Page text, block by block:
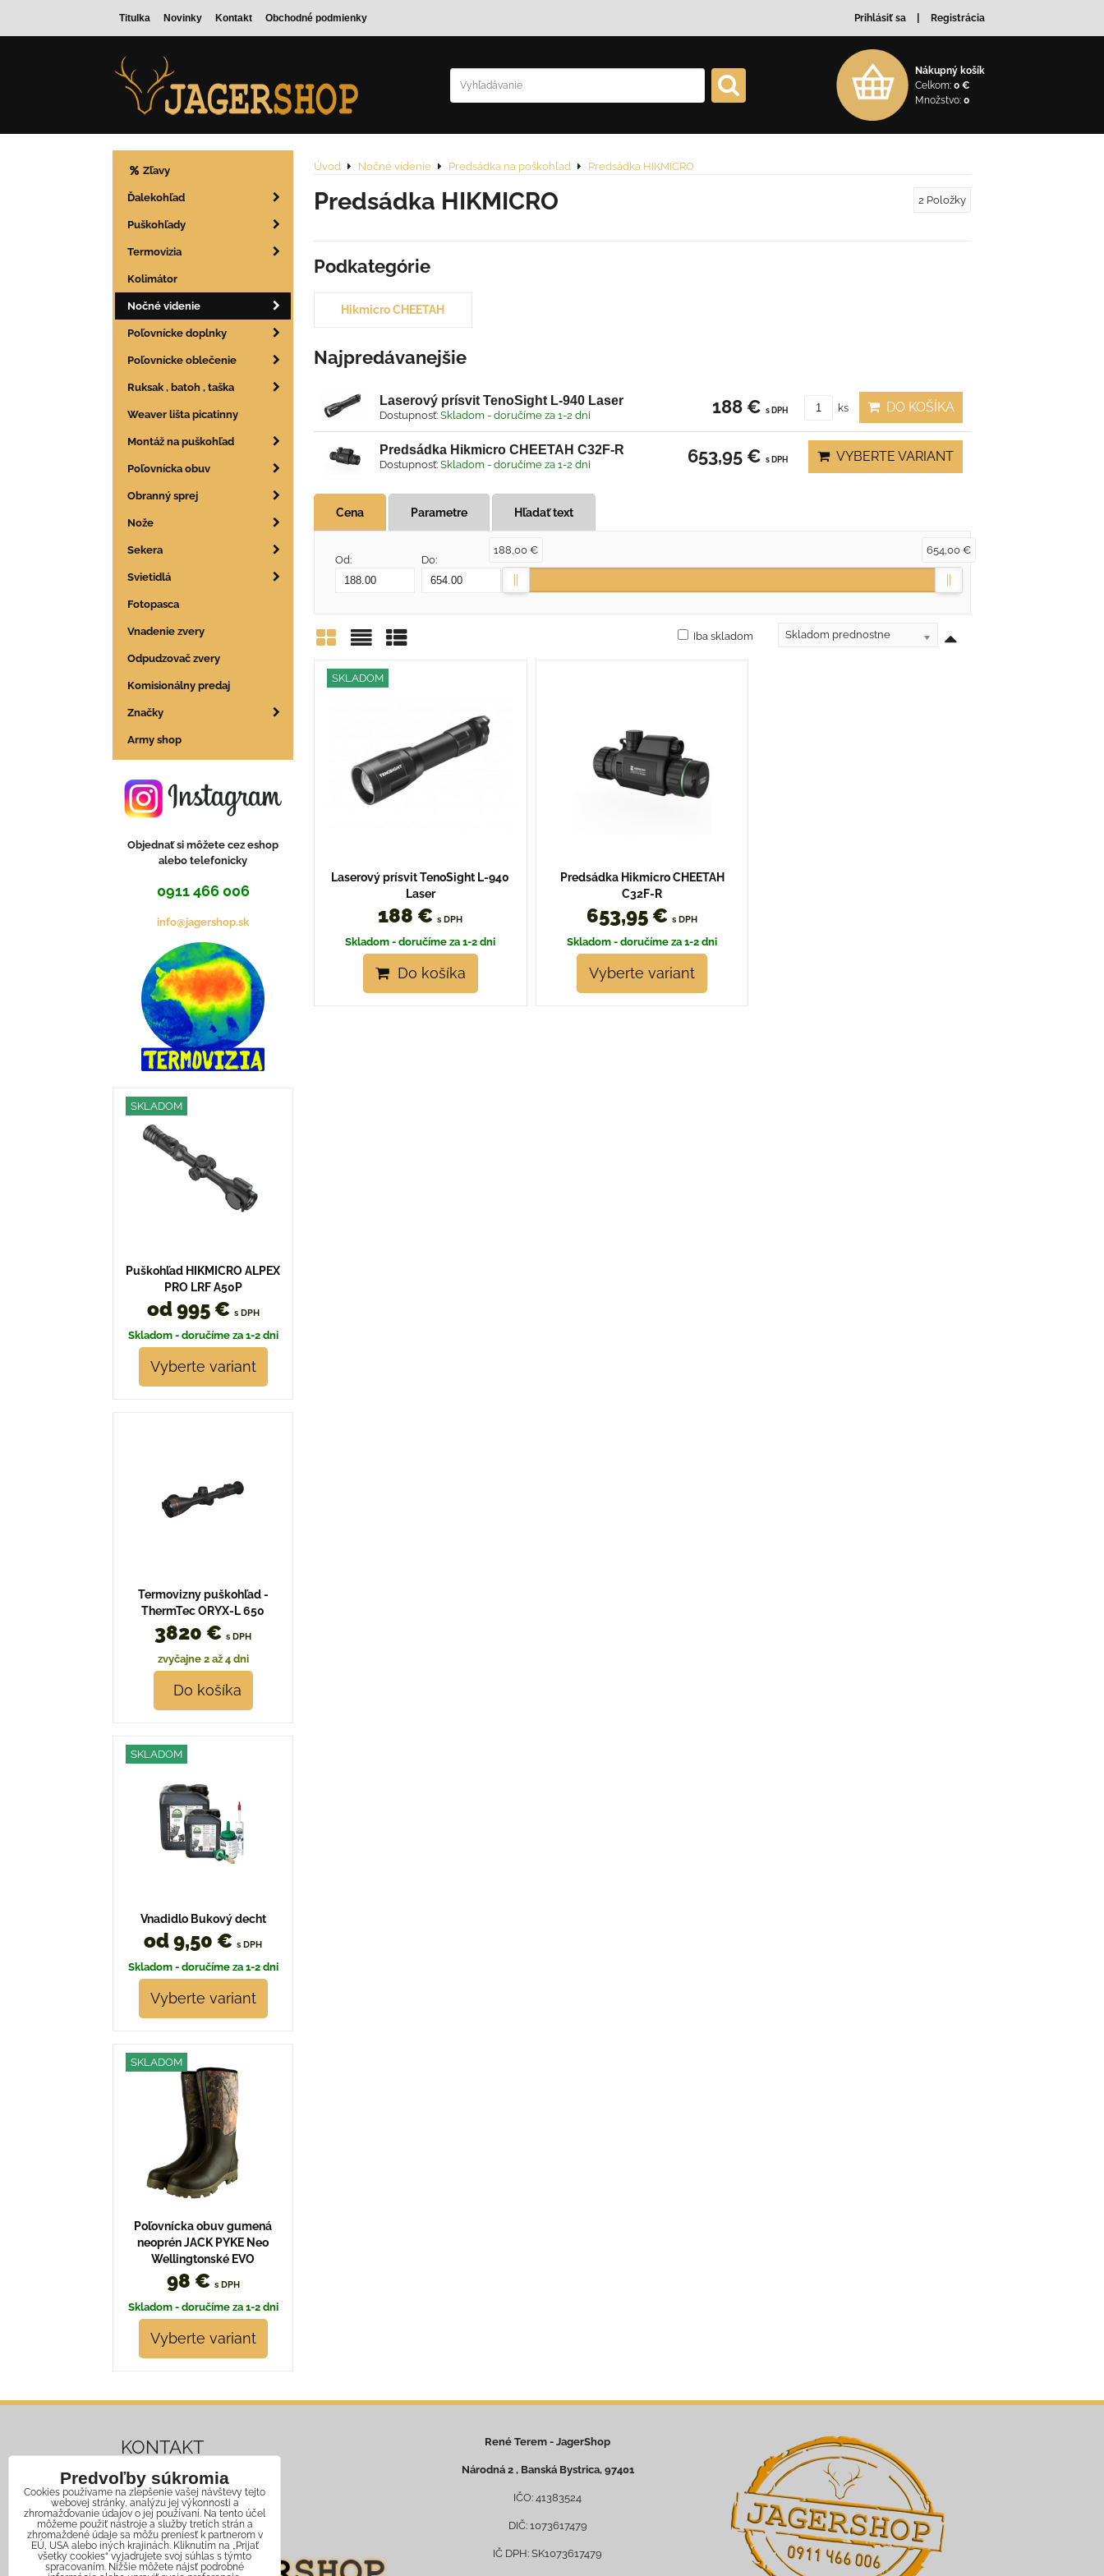
Titulka Novinky Kontakt Obchodné podmienky Prihlásiť sa Registrácia
Nákupný košík
Celkom: 0 €
Množstvo: 0
Úvod Nočné videnie Predsádka na poškohľad Predsádka HIKMICRO
Predsádka HIKMICRO 2 Položky
Podkategórie
Hikmicro CHEETAH
Najpredávanejšie
Laserový prísvit TenoSight L-940 Laser
Dostupnosť: Skladom - doručíme za 1-2 dni 188 € s DPH ks DO KOŠÍKA
Predsádka Hikmicro CHEETAH C32F-R
Dostupnosť: Skladom - doručíme za 1-2 dni 653,95 € s DPH VYBERTE VARIANT
Cena Parametre Hľadať text
Od: Do:
188,00 € 654,00 €
Mriežka
ZoznamTabuľka
Skladom prednostne
Iba skladom
SKLADOM
Laserový prísvit TenoSight L-940
Laser
188 €s DPH
Skladom - doručíme za 1-2 dni
Do košíka
Predsádka Hikmicro CHEETAH
C32F-R
653,95 €s DPH
Skladom - doručíme za 1-2 dni
Vyberte variant
Zľavy
Ďalekohľad
Puškohľady
Termovizia
Kolimátor
Nočné videnie
Poľovnícke doplnky
Poľovnícke oblečenie
Ruksak , batoh , taška
Weaver lišta picatinny
Montáž na puškohľad
Poľovnícka obuv
Obranný sprej
Nože
Sekera
Svietidlá
Fotopasca
Vnadenie zvery
Odpudzovač zvery
Komisionálny predaj
Značky
Army shop
Objednať si môžete cez eshop
alebo telefonicky
0911 466 006
info@jagershop.sk
SKLADOM
Puškohľad HIKMICRO ALPEX
PRO LRF A50P
od 995 € s DPH
Skladom - doručíme za 1-2 dni
Vyberte variant
Termovizny puškohľad -
ThermTec ORYX-L 650
3820 € s DPH
zvyčajne 2 až 4 dni
Do košíka
SKLADOM
Vnadidlo Bukový decht
od 9,50 € s DPH
Skladom - doručíme za 1-2 dni
Vyberte variant
SKLADOM
Poľovnícka obuv gumená
neoprén JACK PYKE Neo
Wellingtonské EVO
98 € s DPH
Skladom - doručíme za 1-2 dni
Vyberte variant
KONTAKT
Mobil: +421 911 466 006
Email: info@jagershop.sk
René Terem - JagerShop
Národná 2 , Banská Bystrica, 97401
IČO: 41383524
DIČ: 1073617479
IČ DPH: SK1073617479
Predvoľby súkromia
Cookies používame na zlepšenie vašej návštevy tejto
webovej stránky, analýzu jej výkonnosti a
zhromažďovanie údajov o jej používaní. Na tento účel
môžeme použiť nástroje a služby tretích strán a
zhromaždené údaje sa môžu preniesť k partnerom v
EÚ, USA alebo iných krajinách. Kliknutím na „Prijať
všetky cookies“ vyjadrujete svoj súhlas s týmto
spracovaním. Nižšie môžete nájsť podrobné